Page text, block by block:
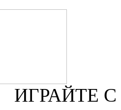
ИГРАЙТЕ